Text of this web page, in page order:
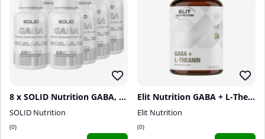
8 x SOLID Nutrition GABA, 90 caps
SOLID Nutrition
0
Elit Nutrition GABA + L-Theanine, 120 caps
Elit Nutrition
0